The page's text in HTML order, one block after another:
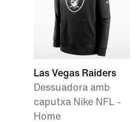
Las Vegas Raiders
Dessuadora amb
caputxa Nike NFL -
Home